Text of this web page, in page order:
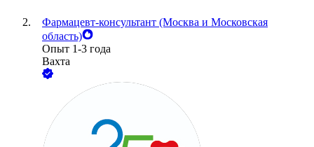
Фармацевт-консультант (Москва и Московская
область)
Опыт 1-3 года
Вахта